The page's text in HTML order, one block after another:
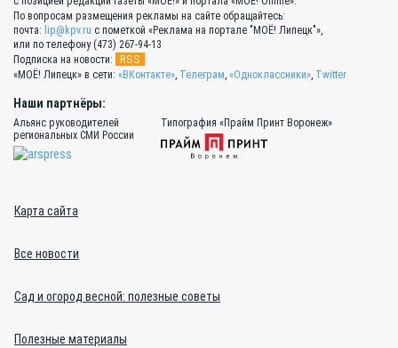
По вопросам размещения рекламы на сайте обращайтесь:
почта: lip@kpv.ru с пометкой «Реклама на портале "МОЁ! Липецк"»,
или по телефону (473) 267-94-13
Подписка на новости:
RSS
«МОЁ! Липецк» в сети: «ВКонтакте», Телеграм, «Одноклассники», Twitter
Наши партнёры:
Альянс руководителей
региональных СМИ России
Типография «Прайм Принт Воронеж»
Карта сайта
Все новости
Сад и огород весной: полезные советы
Полезные материалы